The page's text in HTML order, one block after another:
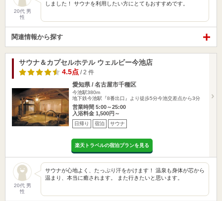
20代 男
性
しました！ サウナを利用したい方にとてもおすすめです。
関連情報から探す
サウナ＆カプセルホテル ウェルビー今池店
4.5点 / 2 件
愛知県 / 名古屋市千種区
今池駅380m
地下鉄今池駅『8番出口』より徒歩5分今池交差点から3分
営業時間 5:00～25:00
入浴料金 1,500円～
日帰り 宿泊 サウナ
楽天トラベルの宿泊プランを見る
20代 男
性
サウナが心地よく、たっぷり汗をかけます！ 温泉も身体が芯から
温まり、本当に癒されます。 また行きたいと思います。